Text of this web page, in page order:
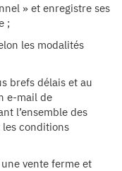
» et enregistre ses
;
les modalités
brefs délais et au
e-mail de
l’ensemble des
conditions
vente ferme et